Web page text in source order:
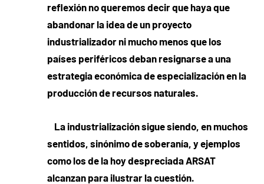
reflexión no queremos decir que haya que
abandonar la idea de un proyecto
industrializador ni mucho menos que los
países periféricos deban resignarse a una
estrategia económica de especialización en la
producción de recursos naturales.
La industrialización sigue siendo, en muchos
sentidos, sinónimo de soberanía, y ejemplos
como los de la hoy despreciada ARSAT
alcanzan para ilustrar la cuestión.